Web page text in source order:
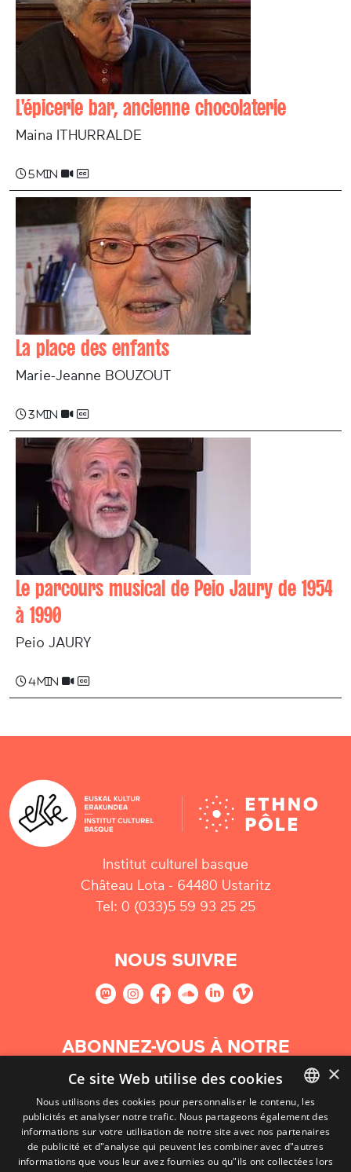
L'épicerie bar, ancienne chocolaterie
Maina ITHURRALDE
5 min
La place des enfants
Marie-Jeanne BOUZOUT
3 min
Le parcours musical de Peio Jaury de 1954
à 1990
Peio JAURY
4 min
Institut culturel basque
Château Lota - 64480 Ustaritz
Tel: 0 (033)5 59 93 25 25
NOUS SUIVRE
ABONNEZ-VOUS À NOTRE
NEWSLETTER
S'abonner
BASQUE
FRENCH
×
Ce site Web utilise des cookies
Nous utilisons des cookies pour personnaliser le contenu, les
publicités et analyser notre trafic. Nous partageons également des
informations sur votre utilisation de notre site avec nos partenaires
de publicité et d"analyse qui peuvent les combiner avec d"autres
informations que vous leur avez fournies ou qu"ils ont collectées lors